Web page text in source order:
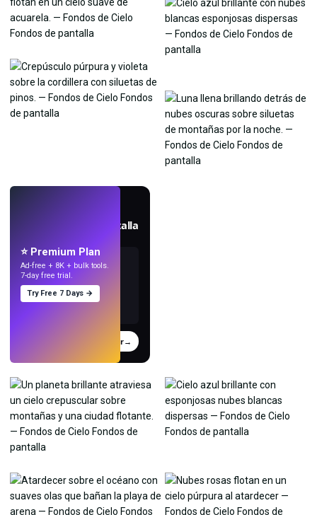
Crea fondos de pantalla
Probar→
⭐ Premium Plan
Ad-free + 8K + bulk tools.
7-day free trial.
Try Free 7 Days →